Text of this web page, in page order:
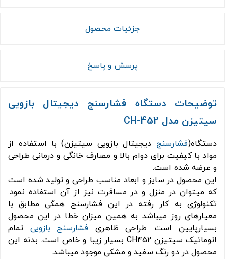
جزئیات محصول
پرسش و پاسخ
توضیحات دستگاه فشارسنج دیجیتال بازویی
سیتیزن مدل
دستگاه(فشارسنج دیجیتال بازویی سیتیزن) با استفاده از
مواد با کیفیت برای دوام بالا و مصارف خانگی و درمانی طراحی
و عرضه شده است.
این محصول در سایز و ابعاد مناسب طراحی و تولید شده است
که میتوان در منزل و در مسافرت نیز از آن استفاده نمود.
تکنولوژی به کار رفته در این فشارسنج همگی مطابق با
معیارهای روز میباشد به همین میزان خطا در این محصول
بسیارپایین است. طراحی ظاهری فشارسنج بازویی تمام
اتوماتیک سیتیزنCH452
بسیار زیبا و خاص است. بدنه این
محصول در دو رنگ سفید و مشکی موجود میباشد.